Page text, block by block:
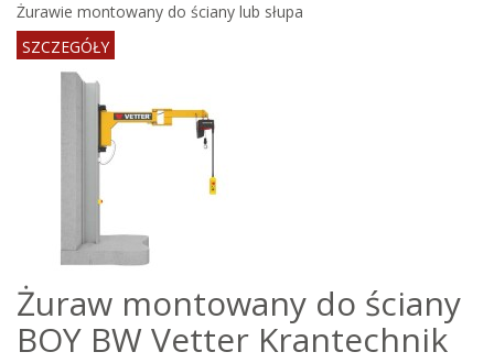
Żurawie montowany do ściany lub słupa
SZCZEGÓŁY
Żuraw montowany do ściany
BOY BW Vetter Krantechnik